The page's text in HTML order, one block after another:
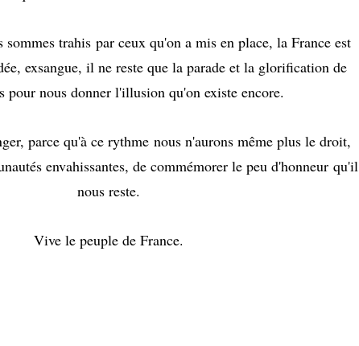
sommes trahis par ceux qu'on a mis en place, la France est
exsangue, il ne reste que la parade et la glorification de
pour nous donner l'illusion qu'on existe encore.
parce qu'à ce rythme nous n'aurons même plus le droit,
envahissantes, de commémorer le peu d'honneur qu'il
nous reste.
Vive le peuple de France.